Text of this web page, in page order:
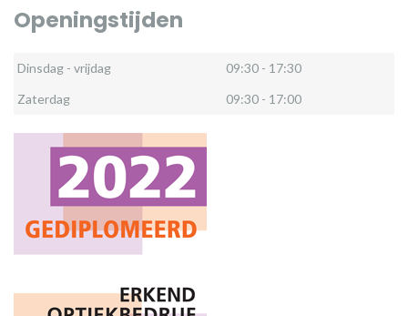
Openingstijden
Dinsdag - vrijdag
09:30 - 17:30
Zaterdag
09:30 - 17:00